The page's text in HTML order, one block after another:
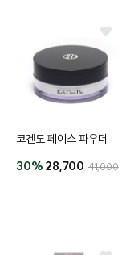
코겐도 페이스 파우더
30% 28,700 41,000